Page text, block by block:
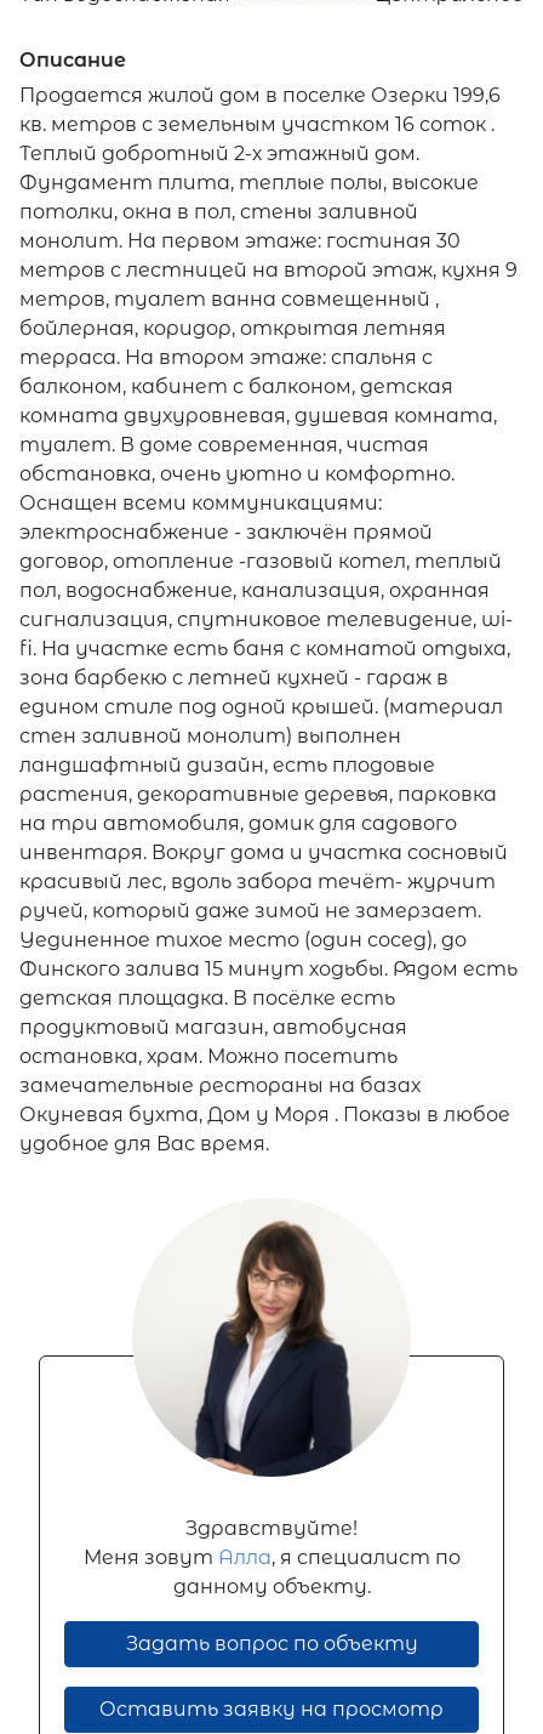
Описание
Продается жилой дом в поселке Озерки 199,6
кв. метров с земельным участком 16 соток .
Теплый добротный 2-х этажный дом.
Фундамент плита, теплые полы, высокие
потолки, окна в пол, стены заливной
монолит. На первом этаже: гостиная 30
метров с лестницей на второй этаж, кухня 9
метров, туалет ванна совмещенный ,
бойлерная, коридор, открытая летняя
терраса. На втором этаже: спальня с
балконом, кабинет с балконом, детская
комната двухуровневая, душевая комната,
туалет. В доме современная, чистая
обстановка, очень уютно и комфортно.
Оснащен всеми коммуникациями:
электроснабжение - заключён прямой
договор, отопление -газовый котел, теплый
пол, водоснабжение, канализация, охранная
сигнализация, спутниковое телевидение, wi-
fi. На участке есть баня с комнатой отдыха,
зона барбекю с летней кухней - гараж в
едином стиле под одной крышей. (материал
стен заливной монолит) выполнен
ландшафтный дизайн, есть плодовые
растения, декоративные деревья, парковка
на три автомобиля, домик для садового
инвентаря. Вокруг дома и участка сосновый
красивый лес, вдоль забора течёт- журчит
ручей, который даже зимой не замерзает.
Уединенное тихое место (один сосед), до
Финского залива 15 минут ходьбы. Рядом есть
детская площадка. В посёлке есть
продуктовый магазин, автобусная
остановка, храм. Можно посетить
замечательные рестораны на базах
Окуневая бухта, Дом у Моря . Показы в любое
удобное для Вас время.
Здравствуйте!
Меня зовут Алла, я специалист по
данному объекту.
Задать вопрос по объекту
Оставить заявку на просмотр